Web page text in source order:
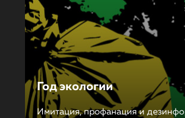
Год экологии
Имитация, профанация и